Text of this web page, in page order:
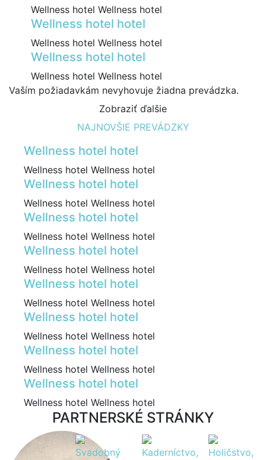
Wellness hotel Wellness hotel
Wellness hotel hotel
Wellness hotel Wellness hotel
Wellness hotel hotel
Wellness hotel Wellness hotel
Vaším požiadavkám nevyhovuje žiadna prevádzka.
Zobraziť ďalšie
NAJNOVŠIE PREVÁDZKY
Wellness hotel hotel
Wellness hotel Wellness hotel
Wellness hotel hotel
Wellness hotel Wellness hotel
Wellness hotel hotel
Wellness hotel Wellness hotel
Wellness hotel hotel
Wellness hotel Wellness hotel
Wellness hotel hotel
Wellness hotel Wellness hotel
Wellness hotel hotel
Wellness hotel Wellness hotel
Wellness hotel hotel
Wellness hotel Wellness hotel
Wellness hotel hotel
Wellness hotel Wellness hotel
PARTNERSKÉ STRÁNKY
Svadobný
Kaderníctvo,
Holičstvo,